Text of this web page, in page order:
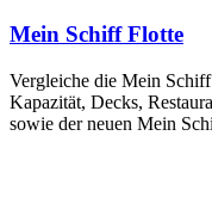
Mein Schiff Flotte
Vergleiche die Mein
Kapazität, Decks,
sowie der neuen Mein